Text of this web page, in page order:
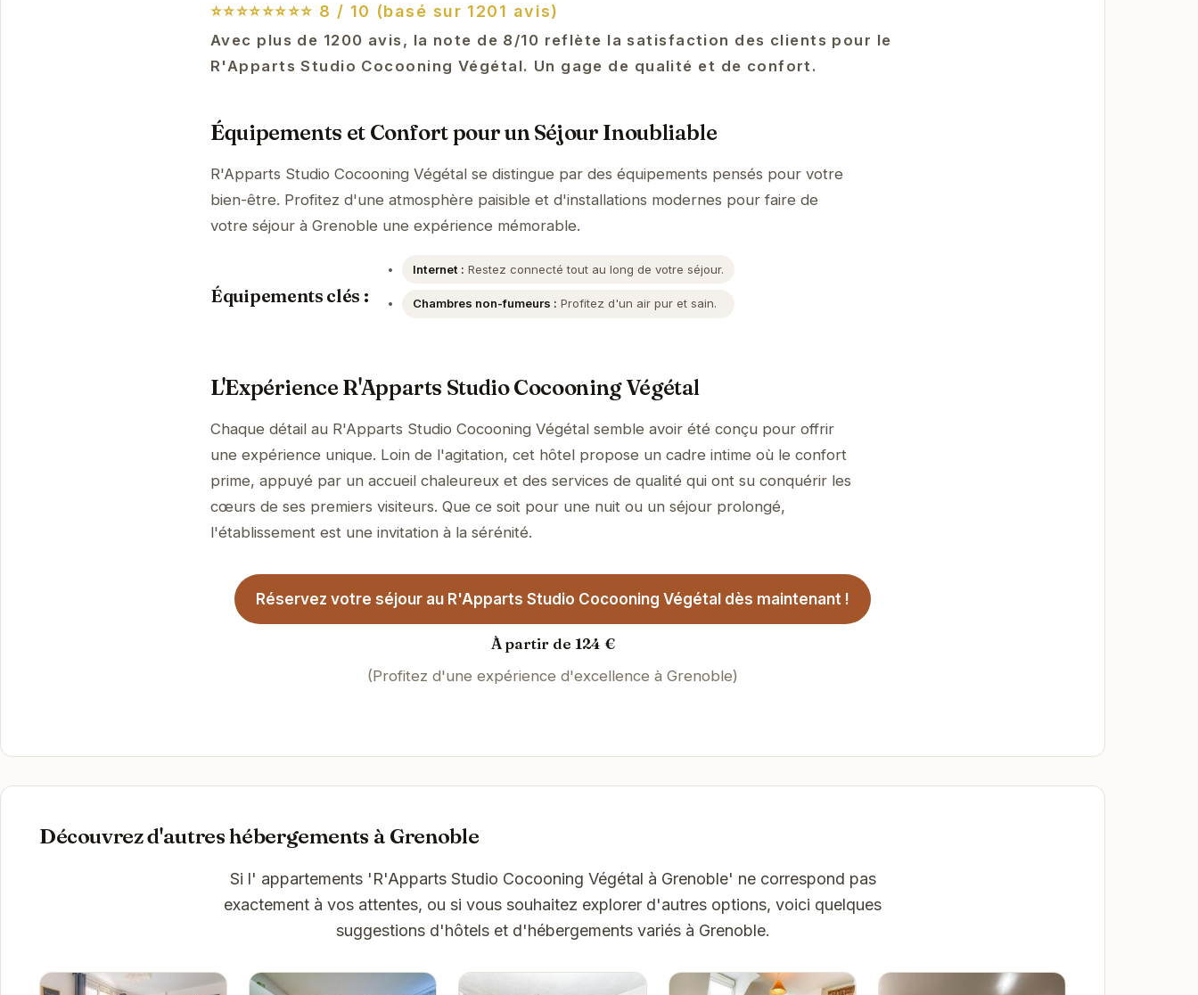
⭐⭐⭐⭐⭐⭐⭐⭐ 8 / 10 (basé sur 1201 avis)
Avec plus de 1200 avis, la note de 8/10 reflète la satisfaction des clients pour le
R'Apparts Studio Cocooning Végétal. Un gage de qualité et de confort.
Équipements et Confort pour un Séjour Inoubliable
R'Apparts Studio Cocooning Végétal se distingue par des équipements pensés pour votre
bien-être. Profitez d'une atmosphère paisible et d'installations modernes pour faire de
votre séjour à Grenoble une expérience mémorable.
Équipements clés :
Internet : Restez connecté tout au long de votre séjour.
Chambres non-fumeurs : Profitez d'un air pur et sain.
L'Expérience R'Apparts Studio Cocooning Végétal
Chaque détail au R'Apparts Studio Cocooning Végétal semble avoir été conçu pour offrir
une expérience unique. Loin de l'agitation, cet hôtel propose un cadre intime où le confort
prime, appuyé par un accueil chaleureux et des services de qualité qui ont su conquérir les
cœurs de ses premiers visiteurs. Que ce soit pour une nuit ou un séjour prolongé,
l'établissement est une invitation à la sérénité.
Réservez votre séjour au R'Apparts Studio Cocooning Végétal dès maintenant !
À partir de 124 €
(Profitez d'une expérience d'excellence à Grenoble)
Découvrez d'autres hébergements à Grenoble
Si l' appartements 'R'Apparts Studio Cocooning Végétal à Grenoble' ne correspond pas
exactement à vos attentes, ou si vous souhaitez explorer d'autres options, voici quelques
suggestions d'hôtels et d'hébergements variés à Grenoble.